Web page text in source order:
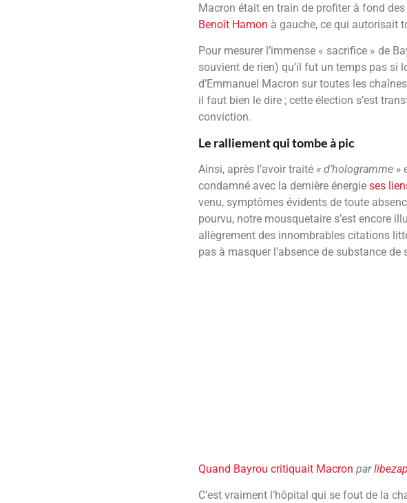
Macron était en train de profiter à fond
Benoît Hamon à gauche, ce qui autorisait
Pour mesurer l’immense « sacrifice » de
souvient de rien) qu’il fut un temps pas
d’Emmanuel Macron sur toutes les
il faut bien le dire ; cette élection s’est
conviction.
Le ralliement qui tombe à pic
Ainsi, après l’avoir traité « d’hologramme »
condamné avec la dernière énergie ses
venu, symptômes évidents de toute
pourvu, notre mousquetaire s’est encore
allègrement des innombrables citations
pas à masquer l’absence de substance de
Quand Bayrou critiquait Macron parlibezap
C’est vraiment l’hôpital qui se fout de la